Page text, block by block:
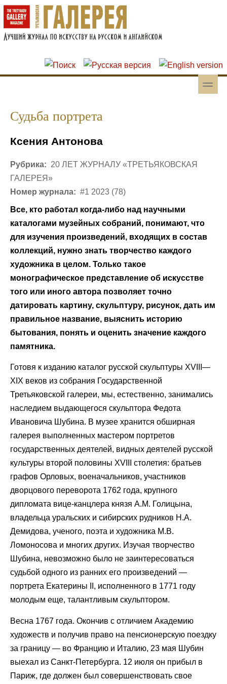
Перейти к основному содержанию
Skip to search
toggle
Судьба портрета
Ксения Антонова
Рубрика: 20 ЛЕТ ЖУРНАЛУ «ТРЕТЬЯКОВСКАЯ
ГАЛЕРЕЯ»
Номер журнала: #1 2023 (78)
Все, кто работал когда-либо над научными
каталогами музейных собраний, понимают, что
для изучения произведений, входящих в состав
коллекций, нужно знать творчество каждого
художника в целом. Только такое
монографическое представление об искусстве
того или иного автора позволяет точно
датировать картину, скульптуру, рисунок, дать им
правильное название, выяснить историю
бытования, понять и оценить значение каждого
памятника.
Готовя к изданию каталог русской скульптуры XVIII—
XIX веков из собрания Государственной
Третьяковской галереи, мы, естественно, занимались
наследием выдающегося скульптора Федота
Ивановича Шубина. В музее хранится обширная
галерея выполненных мастером портретов
государственных деятелей, видных деятелей русской
культуры второй половины XVIII столетия: братьев
графов Орловых, военачальников, участников
дворцового переворота 1762 года, крупного
дипломата вице-канцлера князя А.М. Голицына,
владельца уральских и сибирских рудников Н.А.
Демидова, ученого, поэта и художника М.В.
Ломоносова и многих других. Изучая творчество
Шубина, невозможно было не заинтересоваться
судьбой одного из ранних его произведений —
портрета Екатерины II, исполненного в 1771 году
молодым еще, талантливым скульптором.
Весна 1767 года. Окончив с отличием Академию
художеств и получив право на пенсионерскую поездку
за границу — во Францию и Италию, 23 мая Шубин
выехал из Санкт-Петербурга. 12 июля он прибыл в
Париж, где должен был совершенствовать свое